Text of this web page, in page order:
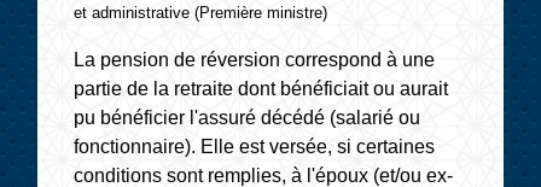
et administrative (Première ministre)
La pension de réversion correspond à une
partie de la retraite dont bénéficiait ou aurait
pu bénéficier l'assuré décédé (salarié ou
fonctionnaire). Elle est versée, si certaines
conditions sont remplies, à l'époux (et/ou ex-